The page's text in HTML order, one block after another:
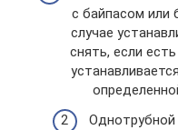
с байпасом или
случае
снять, если
Однотрубной